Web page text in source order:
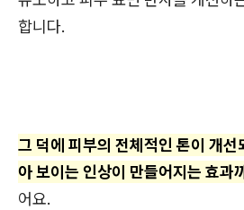
합니다.
그 덕에 피부의 전체적인 톤이 개
아 보이는 인상이 만들어지는 효과
어요.